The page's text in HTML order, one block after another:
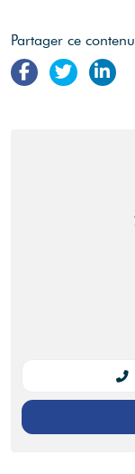
Partager ce contenu